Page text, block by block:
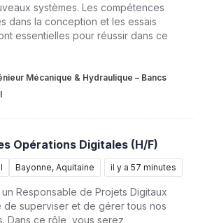
systèmes. Les compétences
dans la conception et les essais
essentielles pour réussir dans ce
Mécanique & Hydraulique – Bancs
Opérations Digitales (H/F)
Bayonne, Aquitaine il y a 57 minutes
Responsable de Projets Digitaux
de superviser et de gérer tous nos
Dans ce rôle, vous serez